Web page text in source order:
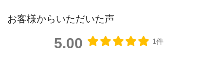
お客様からいただいた声
5.00 1件